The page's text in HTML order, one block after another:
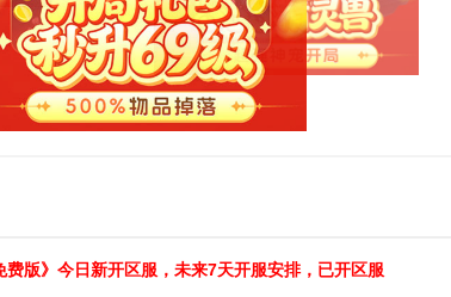
费版》今日新开区服，未来7天开服安排，已开区服